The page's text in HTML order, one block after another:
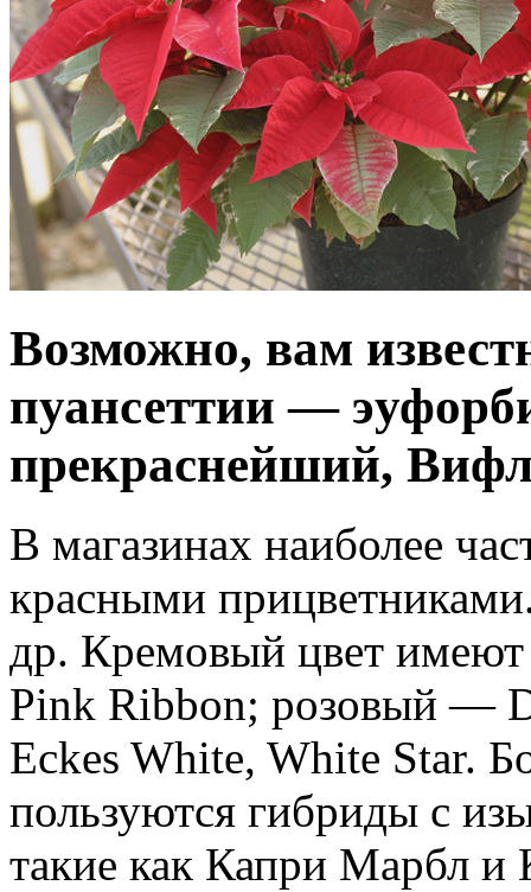
Возможно, вам
пуансеттии —
прекраснейший,
В магазинах наиболее
красными
др. Кремовый цвет имеют
Pink Ribbon; розовый —
Eckes White, White Star.
пользуются гибриды с
такие как Капри Марбл и